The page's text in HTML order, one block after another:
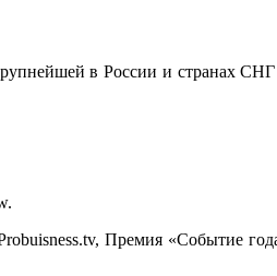
в России и странах
Премия «Событие